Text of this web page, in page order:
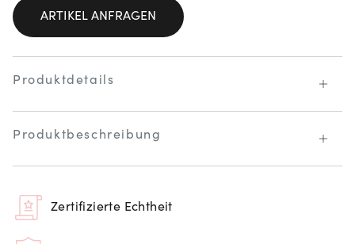
ARTIKEL ANFRAGEN
Produktdetails
Produktbeschreibung
Zertifizierte Echtheit